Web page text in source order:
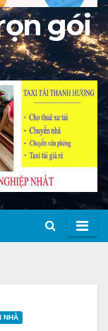
gói
NHÀ